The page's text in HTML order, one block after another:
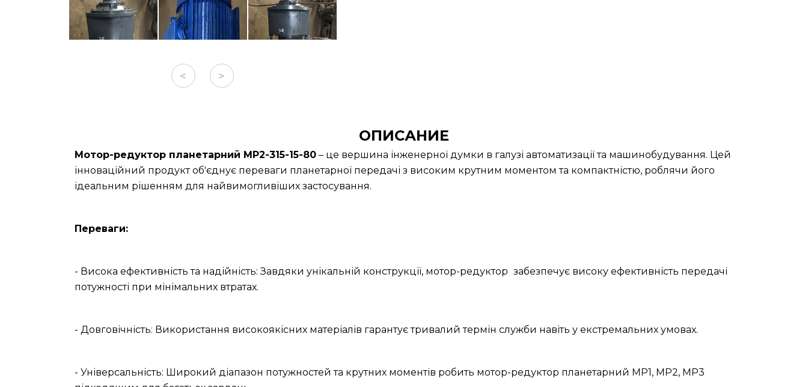
< >
ОПИСАНИЕ
Мотор-редуктор планетарний МР2-315-15-80– це вершина інженерної думки в галузі автоматизації та машинобудування. Цей
інноваційний продукт об'єднує переваги планетарної передачі з високим крутним моментом та компактністю, роблячи його
ідеальним рішенням для найвимогливіших застосування.
Переваги:
- Висока ефективність та надійність: Завдяки унікальній конструкції, мотор-редуктор забезпечує високу ефективність передачі
потужності при мінімальних втратах.
- Довговічність: Використання високоякісних матеріалів гарантує тривалий термін служби навіть у екстремальних умовах.
- Універсальність: Широкий діапазон потужностей та крутних моментів робить мотор-редуктор планетарний МР1, МР2, МР3